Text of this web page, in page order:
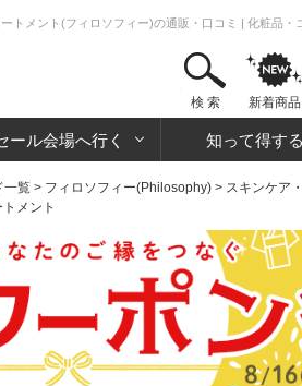
トメント(フィロソフィー)の通販・口コミ | 化粧品
検 索 新着商品
ール会場へ行く 知って得す
一覧 > フィロソフィー(Philosophy) > スキンケア
メント